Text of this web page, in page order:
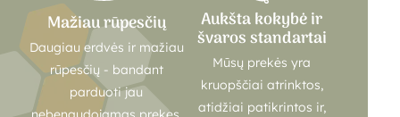
Mažiau rūpesčių
Daugiau erdvės ir mažiau
rūpesčių - bandant
parduoti jau
Aukšta kokybė ir
švaros standartai
Mūsų prekės yra
kruopščiai atrinktos,
atidžiai patikrintos ir,